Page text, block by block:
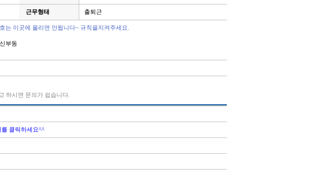
근무형태 출퇴근
는 이곳에 올리면 안됩니다~ 규칙을지켜주세요.
부동
하시면 문의가 쉽습니다.
클릭하세요^^